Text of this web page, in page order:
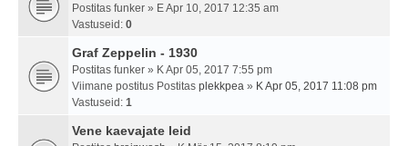
Postitas funker » E Apr 10, 2017 12:35 am
Vastuseid: 0
Graf Zeppelin - 1930
Postitas funker » K Apr 05, 2017 7:55 pm
Viimane postitus Postitas plekkpea » K Apr 05, 2017 11:08 pm
Vastuseid: 1
Vene kaevajate leid